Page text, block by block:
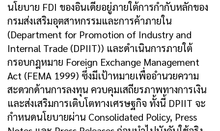
นโยบาย FDI ของอินเดียอยู่ภายใต้การกำกับหลักของ
กรมส่งเสริมอุตสาหกรรมและการค้าภายใน
(Department for Promotion of Industry and
Internal Trade (DPIIT)) และดำเนินการภายใต้
กรอบกฎหมาย Foreign Exchange Management
Act (FEMA 1999) ซึ่งมีเป้าหมายเพื่ออำนวยความ
สะดวกด้านการลงทุน ควบคุมเสถียรภาพทางการเงิน
และส่งเสริมการเติบโตทางเศรษฐกิจ ทั้งนี้ DPIIT จะ
กำหนดนโยบายผ่าน Consolidated Policy, Press